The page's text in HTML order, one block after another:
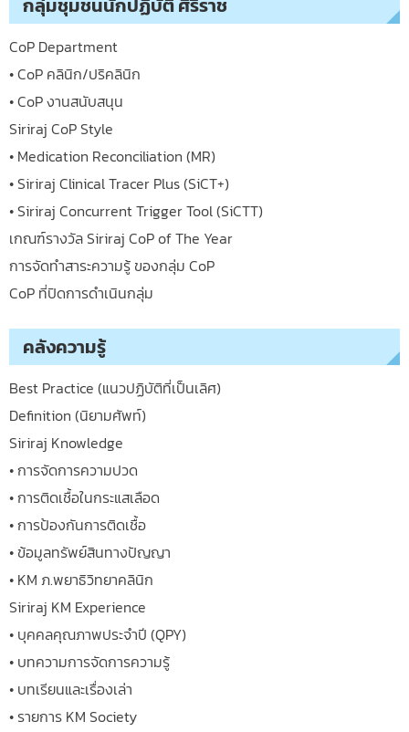
CoP Department
• CoP คลินิก/ปริคลินิก
• CoP งานสนับสนุน
Siriraj CoP Style
• Medication Reconciliation (MR)
• Siriraj Clinical Tracer Plus (SiCT+)
• Siriraj Concurrent Trigger Tool (SiCTT)
เกณฑ์รางวัล Siriraj CoP of The Year
การจัดทำสาระความรู้ ของกลุ่ม CoP
CoP ที่ปิดการดำเนินกลุ่ม
คลังความรู้
Best Practice (แนวปฏิบัติที่เป็นเลิศ)
Definition (นิยามศัพท์)
Siriraj Knowledge
• การจัดการความปวด
• การติดเชื้อในกระแสเลือด
• การป้องกันการติดเชื้อ
• ข้อมูลทรัพย์สินทางปัญญา
• KM ภ.พยาธิวิทยาคลินิก
Siriraj KM Experience
• บุคคลคุณภาพประจำปี (QPY)
• บทความการจัดการความรู้
• บทเรียนและเรื่องเล่า
• รายการ KM Society